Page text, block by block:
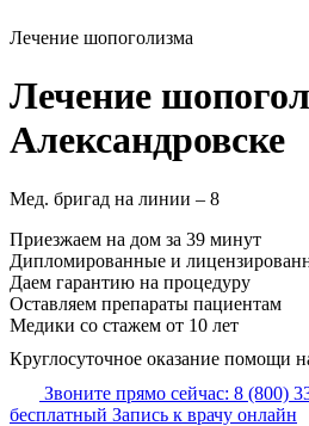
Лечение шопоголизма
Лечение
Александровске
Мед. бригад на линии – 8
Приезжаем на дом за 39 минут
Дипломированные и
Даем гарантию на процедуру
Оставляем препараты пациентам
Медики со стажем от 10 лет
Круглосуточное оказание помощи
Звоните прямо сейчас: 8 (800)
бесплатный Запись к врачу онлайн